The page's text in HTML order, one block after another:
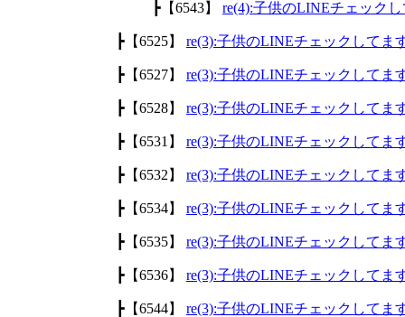
┣【6543】 re(4):子供のLINEチェック
┣【6525】 re(3):子供のLINEチェックしてま
┣【6527】 re(3):子供のLINEチェックしてま
┣【6528】 re(3):子供のLINEチェックしてま
┣【6531】 re(3):子供のLINEチェックしてま
┣【6532】 re(3):子供のLINEチェックしてま
┣【6534】 re(3):子供のLINEチェックしてま
┣【6535】 re(3):子供のLINEチェックしてま
┣【6536】 re(3):子供のLINEチェックしてま
┣【6544】 re(3):子供のLINEチェックしてま